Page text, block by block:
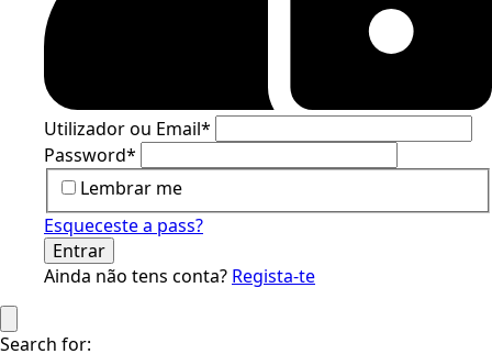
Utilizador ou Email*
Password*
Lembrar me
Esqueceste a pass?
Entrar
Ainda não tens conta? Regista-te
Search for: